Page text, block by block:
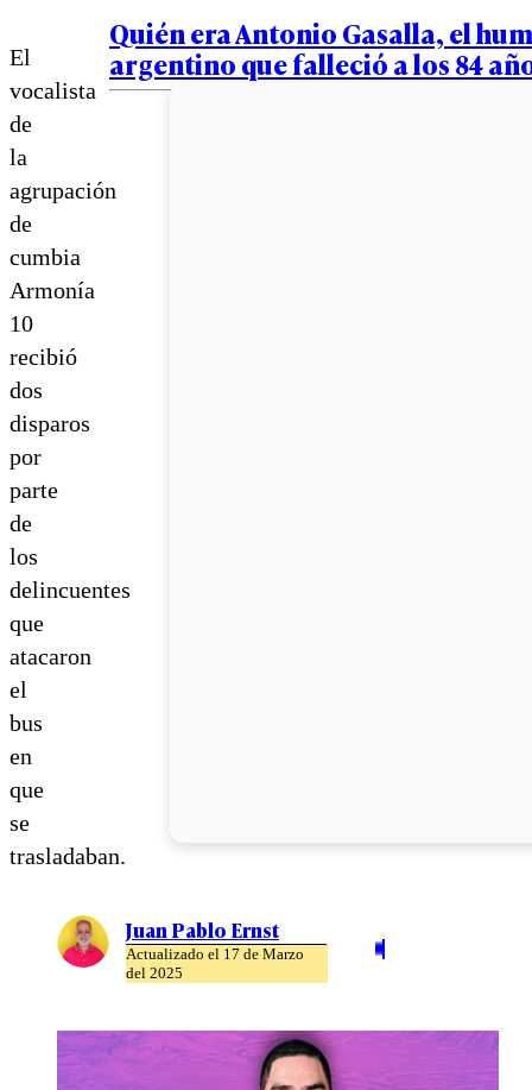
El
vocalista
de
la
agrupación
de
cumbia
Armonía
10
recibió
dos
disparos
por
parte
de
los
delincuentes
que
atacaron
el
bus
en
que
se
trasladaban.
Juan Pablo Ernst
Actualizado el 17 de Marzo
del 2025
Quién era Antonio Gasalla, el
argentino que falleció a los 84